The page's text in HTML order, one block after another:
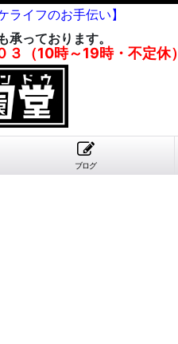
ライフのお手伝い】
承っております。
（10時～19時・不定休）
ブログ